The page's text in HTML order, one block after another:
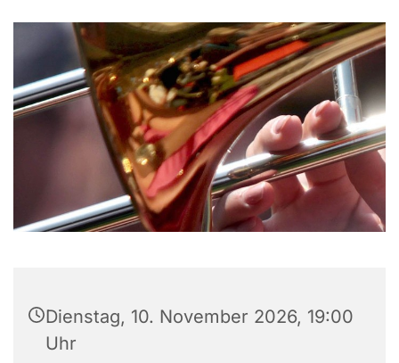
Dienstag, 10. November 2026, 19:00
Uhr